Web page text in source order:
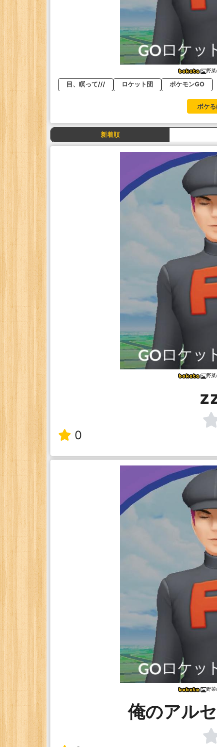
野菜
目、瞑って/// ロケット団 ポケモンGO
ボケる
新着順
野菜
0
野菜
俺のアル